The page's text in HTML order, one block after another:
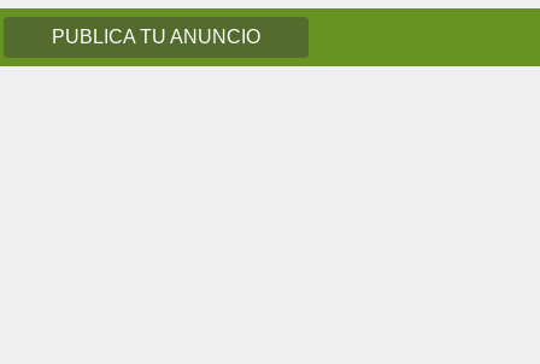
PUBLICA TU ANUNCIO